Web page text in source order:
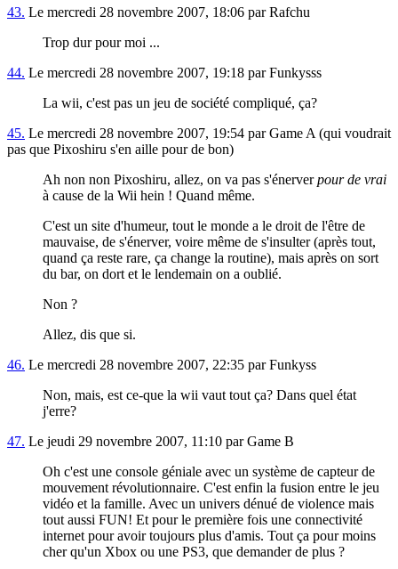
43. Le mercredi 28 novembre 2007, 18:06 par Rafchu
Trop dur pour moi ...
44. Le mercredi 28 novembre 2007, 19:18 par Funkysss
La wii, c'est pas un jeu de société compliqué, ça?
45. Le mercredi 28 novembre 2007, 19:54 par Game A (qui voudrait
pas que Pixoshiru s'en aille pour de bon)
Ah non non Pixoshiru, allez, on va pas s'énerverpour de vrai
à cause de la Wii hein ! Quand même.
C'est un site d'humeur, tout le monde a le droit de l'être de
mauvaise, de s'énerver, voire même de s'insulter (après tout,
quand ça reste rare, ça change la routine), mais après on sort
du bar, on dort et le lendemain on a oublié.
Non ?
Allez, dis que si.
46. Le mercredi 28 novembre 2007, 22:35 par Funkyss
Non, mais, est ce-que la wii vaut tout ça? Dans quel état
j'erre?
47. Le jeudi 29 novembre 2007, 11:10 par Game B
Oh c'est une console géniale avec un système de capteur de
mouvement révolutionnaire. C'est enfin la fusion entre le jeu
vidéo et la famille. Avec un univers dénué de violence mais
tout aussi FUN! Et pour le première fois une connectivité
internet pour avoir toujours plus d'amis. Tout ça pour moins
cher qu'un Xbox ou une PS3, que demander de plus ?